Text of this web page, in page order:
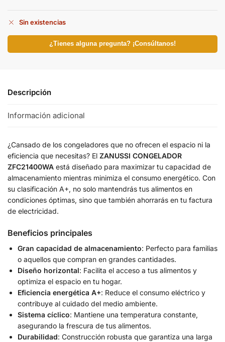
Sin existencias
¿Tienes alguna pregunta? ¡Consúltanos!
Descripción
Información adicional
¿Cansado de los congeladores que no ofrecen el espacio ni la
eficiencia que necesitas? El ZANUSSI CONGELADOR
ZFC21400WA está diseñado para maximizar tu capacidad de
almacenamiento mientras minimiza el consumo energético. Con
su clasificación A+, no solo mantendrás tus alimentos en
condiciones óptimas, sino que también ahorrarás en tu factura
de electricidad.
Beneficios principales
Gran capacidad de almacenamiento: Perfecto para familias
o aquellos que compran en grandes cantidades.
Diseño horizontal: Facilita el acceso a tus alimentos y
optimiza el espacio en tu hogar.
Eficiencia energética A+: Reduce el consumo eléctrico y
contribuye al cuidado del medio ambiente.
Sistema cíclico: Mantiene una temperatura constante,
asegurando la frescura de tus alimentos.
Durabilidad: Construcción robusta que garantiza una larga